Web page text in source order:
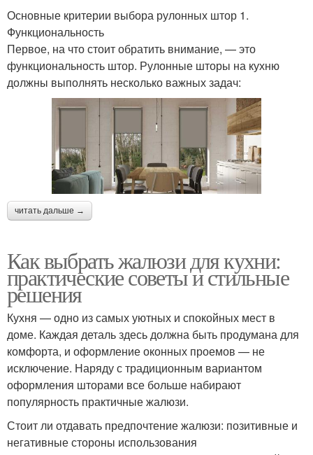
Основные критерии выбора рулонных штор 1.
Функциональность
Первое, на что стоит обратить внимание, — это
функциональность штор. Рулонные шторы на кухню
должны выполнять несколько важных задач:
читать дальше →
Как выбрать жалюзи для кухни:
практические советы и стильные
решения
Кухня — одно из самых уютных и спокойных мест в
доме. Каждая деталь здесь должна быть продумана для
комфорта, и оформление оконных проемов — не
исключение. Наряду с традиционным вариантом
оформления шторами все больше набирают
популярность практичные жалюзи.
Стоит ли отдавать предпочтение жалюзи: позитивные и
негативные стороны использования